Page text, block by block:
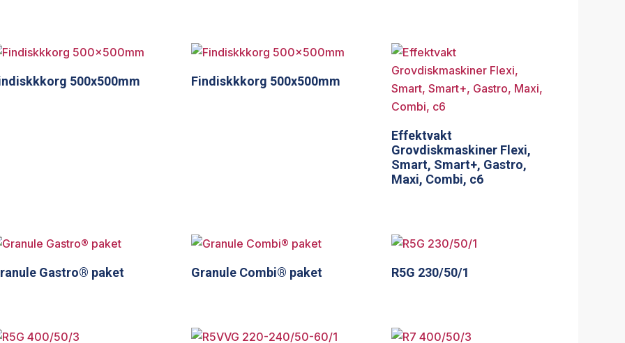
500x500mm Findiskkkorg 500x500mm
Effektvakt
Grovdiskmaskiner Flexi,
Smart, Smart+, Gastro,
Maxi, Combi, c6
Gastro® paket Granule Combi® paket R5G 230/50/1